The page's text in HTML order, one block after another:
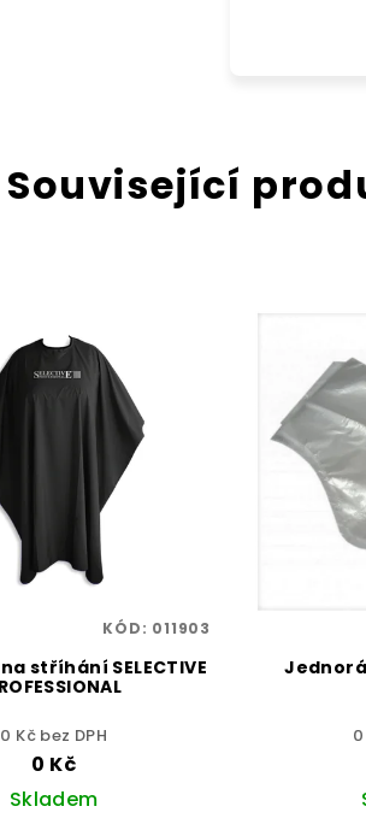
Související
stříhání SELECTIVE
0 Kč bez DPH
0 Kč
Skladem
KÓD: 011903